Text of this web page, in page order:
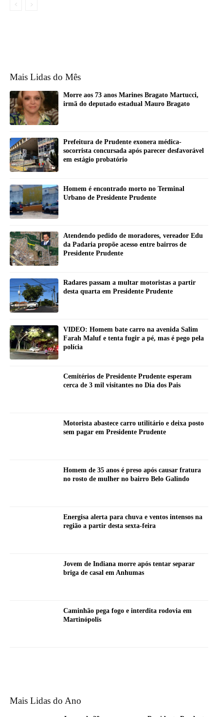
Mais Lidas do Mês
Morre aos 73 anos Marines Bragato Martucci,
irmã do deputado estadual Mauro Bragato
Prefeitura de Prudente exonera médica-
socorrista concursada após parecer desfavorável
em estágio probatório
Homem é encontrado morto no Terminal
Urbano de Presidente Prudente
Atendendo pedido de moradores, vereador Edu
da Padaria propõe acesso entre bairros de
Presidente Prudente
Radares passam a multar motoristas a partir
desta quarta em Presidente Prudente
VIDEO: Homem bate carro na avenida Salim
Farah Maluf e tenta fugir a pé, mas é pego pela
polícia
Cemitérios de Presidente Prudente esperam
cerca de 3 mil visitantes no Dia dos Pais
Motorista abastece carro utilitário e deixa posto
sem pagar em Presidente Prudente
Homem de 35 anos é preso após causar fratura
no rosto de mulher no bairro Belo Galindo
Energisa alerta para chuva e ventos intensos na
região a partir desta sexta-feira
Jovem de Indiana morre após tentar separar
briga de casal em Anhumas
Caminhão pega fogo e interdita rodovia em
Martinópolis
Mais Lidas do Ano